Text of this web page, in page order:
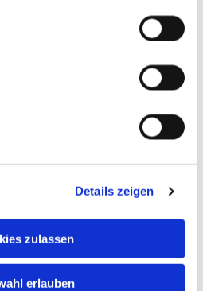
Details zeigen
zulassen
erlauben